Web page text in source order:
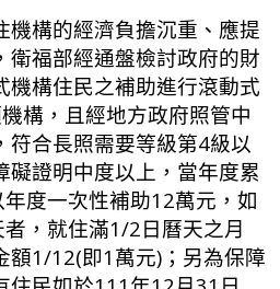
機構的經濟負擔沉重、應提
衛福部經通盤檢討政府的財
機構住民之補助進行滾動式
構，且經地方政府照管中
符合長照需要等級第4級以
礙證明中度以上，當年度累
度一次性補助12萬元，如
，就住滿1/2日曆天之月
額1/12(即1萬元)；另為保障